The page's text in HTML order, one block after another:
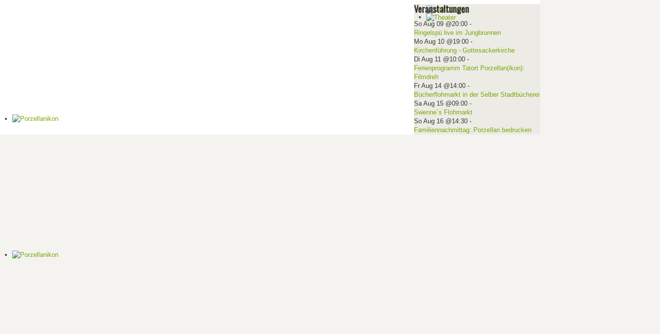
Veranstaltungen
So Aug 09 @20:00-
Ringelspü live im Jungbrunnen
Mo Aug 10 @19:00-
Kirchenführung - Gottesackerkirche
Di Aug 11 @10:00-
Ferienprogramm Tatort Porzellan(ikon):
Filmdreh
Fr Aug 14 @14:00-
Bücherflohmarkt in der Selber Stadtbücherei
Sa Aug 15 @09:00-
Swenne´s Flohmarkt
So Aug 16 @14:30-
Familiennachmittag: Porzellan bedrucken